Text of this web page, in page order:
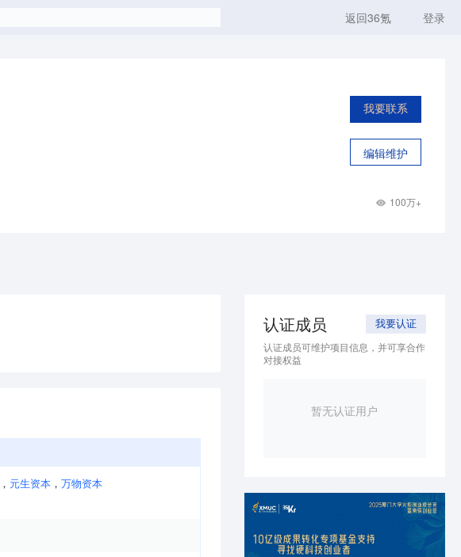
返回36氪 登录
我要联系
编辑维护
100万+
， 元生资本 ， 万物资本
认证成员 我要认证
认证成员可维护项目信息，并可享合作
对接权益
暂无认证用户